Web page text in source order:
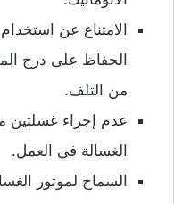
الامتناع عن
الحفاظ على درج
من التلف.
عدم إجراء غسلتين
الغسالة في العمل.
السماح لموتور